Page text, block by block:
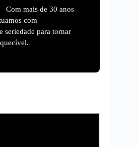
Com mais de 30 anos
com
seriedade para tornar